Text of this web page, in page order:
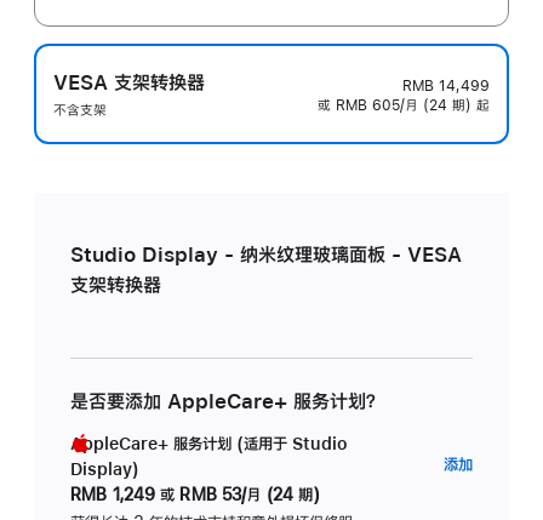
VESA 支架转换器
不含支架
RMB 14,499
或 RMB 605/月 (24 期) 起
Studio Display - 纳米纹理玻璃面板 - VESA
支架转换器
是否要添加 AppleCare+ 服务计划？
AppleCare+ 服务计划 (适用于 Studio
Display)
RMB 1,249 或 RMB 53/月 (24 期)
添加